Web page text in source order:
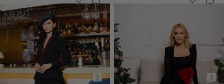
Всі
Пляжний
Діловий
Романтичний